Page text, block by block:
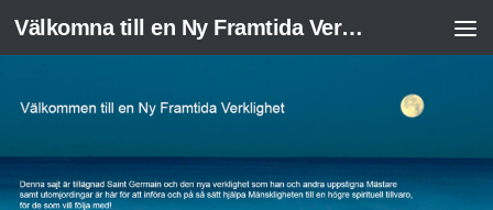
Skip to content Välkomna till en Ny Framtida Verklighet